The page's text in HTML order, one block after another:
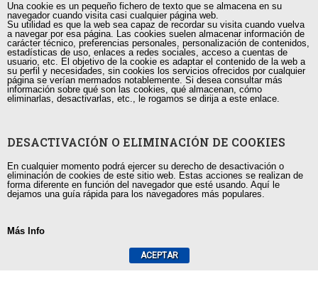
+593 98 541 2458
Guayaquil, Urdesa Central
Una cookie es un pequeño fichero de texto que se almacena en su
navegador cuando visita casi cualquier página web.
Su utilidad es que la web sea capaz de recordar su visita cuando vuelva
a navegar por esa página. Las cookies suelen almacenar información de
carácter técnico, preferencias personales, personalización de contenidos,
estadísticas de uso, enlaces a redes sociales, acceso a cuentas de
usuario, etc. El objetivo de la cookie es adaptar el contenido de la web a
su perfil y necesidades, sin cookies los servicios ofrecidos por cualquier
página se verían mermados notablemente. Si desea consultar más
información sobre qué son las cookies, qué almacenan, cómo
eliminarlas, desactivarlas, etc., le rogamos se dirija a este enlace.
DESACTIVACIÓN O ELIMINACIÓN DE COOKIES
En cualquier momento podrá ejercer su derecho de desactivación o
eliminación de cookies de este sitio web. Estas acciones se realizan de
forma diferente en función del navegador que esté usando. Aquí le
dejamos una guía rápida para los navegadores más populares.
Más Info
ACEPTAR
Utilizamos cookies para ofrecerte la mejor experiencia en
nuestra web.